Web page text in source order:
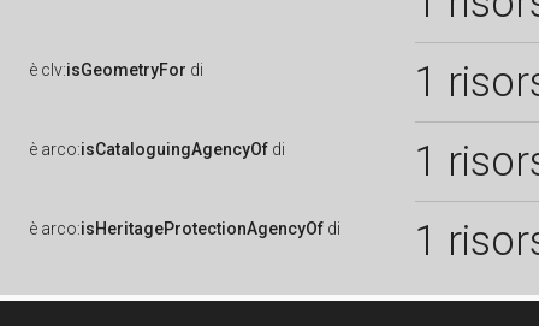
è clv:isGeometryFor di 1
è arco:isCataloguingAgencyOf di 1
è arco:isHeritageProtectionAgencyOf di 1